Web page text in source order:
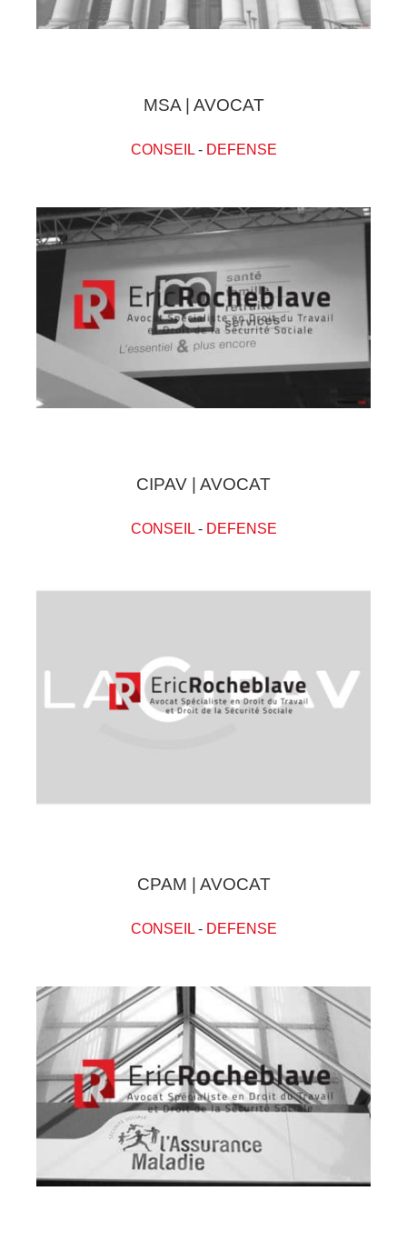
MSA | AVOCAT
CONSEIL- DEFENSE
CIPAV | AVOCAT
CONSEIL- DEFENSE
CPAM | AVOCAT
CONSEIL- DEFENSE